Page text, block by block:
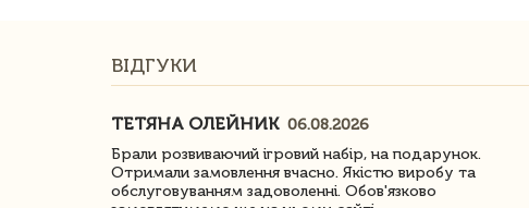
ВІДГУКИ
ТЕТЯНА ОЛЕЙНИК 06.08.2026
Брали розвиваючий ігровий набір, на подарунок.
Отримали замовлення вчасно. Якістю виробу та
обслуговуванням задоволенні. Обов'язково